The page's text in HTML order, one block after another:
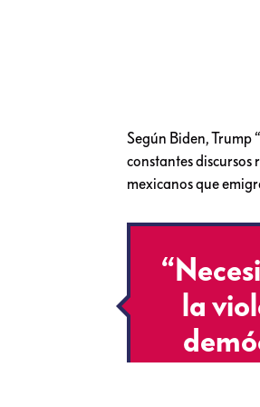
Según Biden, Trump
constantes discursos
mexicanos que
la